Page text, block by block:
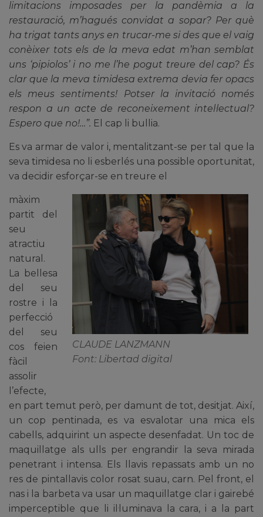
limitacions imposades per la pandèmia a la
restauració, m’hagués convidat a sopar? Per què
ha trigat tants anys en trucar-me si des que el vaig
conèixer tots els de la meva edat m’han semblat
uns ‘pipiolos’ i no me l’he pogut treure del cap? És
clar que la meva timidesa extrema devia fer opacs
els meus sentiments! Potser la invitació només
respon a un acte de reconeixement intel·lectual?
Espero que no!…”. El cap li bullia.
Es va armar de valor i, mentalitzant-se per tal que la
seva timidesa no li esberlés una possible oportunitat,
va decidir esforçar-se en treure el
CLAUDE LANZMANN
Font: Libertad digital
màxim
partit del
seu
atractiu
natural.
La bellesa
del seu
rostre i la
perfecció
del seu
cos feien
fàcil
assolir
l’efecte,
en part temut però, per damunt de tot, desitjat. Així,
un cop pentinada, es va esvalotar una mica els
cabells, adquirint un aspecte desenfadat. Un toc de
maquillatge als ulls per engrandir la seva mirada
penetrant i intensa. Els llavis repassats amb un no
res de pintallavis color rosat suau, carn. Pel front, el
nas i la barbeta va usar un maquillatge clar i gairebé
imperceptible que li il·luminava la cara, i a la part